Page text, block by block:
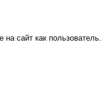
на сайт как пользователь.